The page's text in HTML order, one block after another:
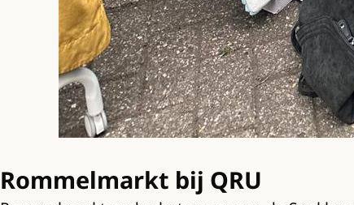
Rommelmarkt bij QRU